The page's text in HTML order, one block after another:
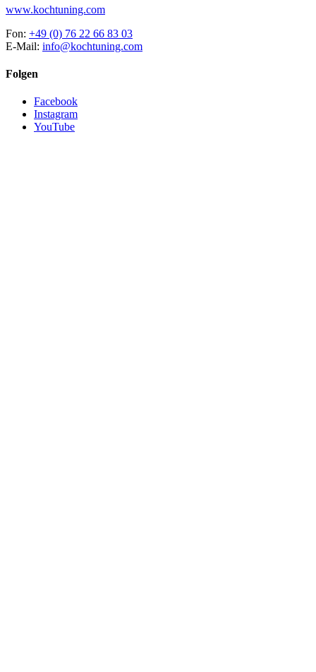
www.kochtuning.com
Fon: +49 (0) 76 22 66 83 03
E-Mail: info@kochtuning.com
Folgen
Facebook
Instagram
YouTube